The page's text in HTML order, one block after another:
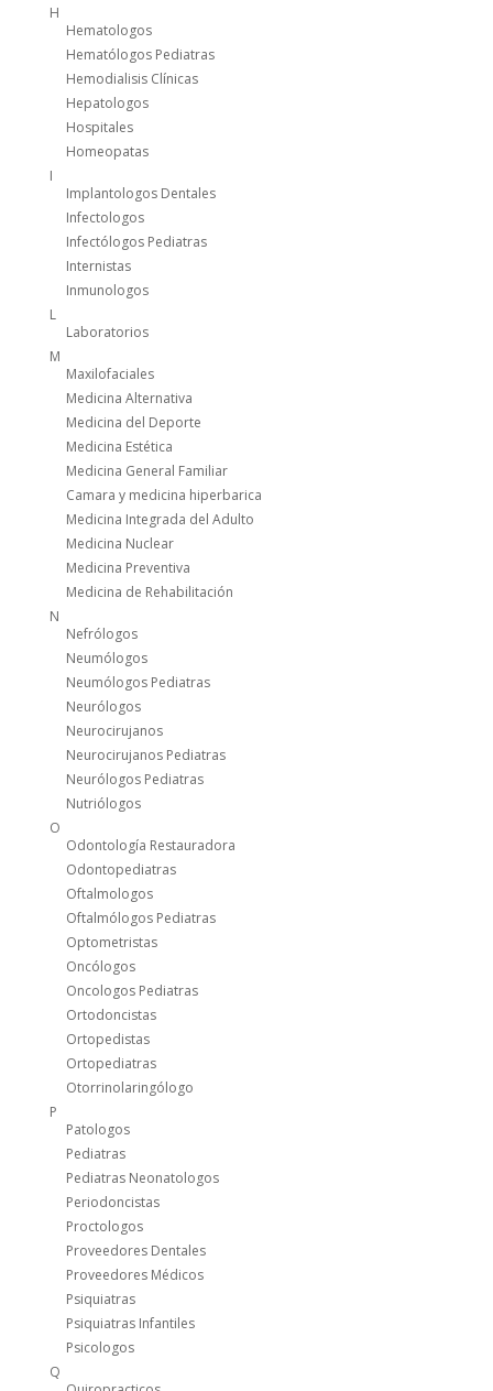
H
Hematologos
Hematólogos Pediatras
Hemodialisis Clínicas
Hepatologos
Hospitales
Homeopatas
I
Implantologos Dentales
Infectologos
Infectólogos Pediatras
Internistas
Inmunologos
L
Laboratorios
M
Maxilofaciales
Medicina Alternativa
Medicina del Deporte
Medicina Estética
Medicina General Familiar
Camara y medicina hiperbarica
Medicina Integrada del Adulto
Medicina Nuclear
Medicina Preventiva
Medicina de Rehabilitación
N
Nefrólogos
Neumólogos
Neumólogos Pediatras
Neurólogos
Neurocirujanos
Neurocirujanos Pediatras
Neurólogos Pediatras
Nutriólogos
O
Odontología Restauradora
Odontopediatras
Oftalmologos
Oftalmólogos Pediatras
Optometristas
Oncólogos
Oncologos Pediatras
Ortodoncistas
Ortopedistas
Ortopediatras
Otorrinolaringólogo
P
Patologos
Pediatras
Pediatras Neonatologos
Periodoncistas
Proctologos
Proveedores Dentales
Proveedores Médicos
Psiquiatras
Psiquiatras Infantiles
Psicologos
Q